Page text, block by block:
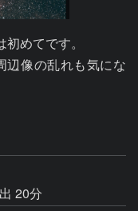
めてです。
辺像の乱れも気にな
20分